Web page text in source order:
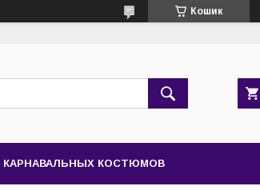
Кошик
КАРНАВАЛЬНЫХ КОСТЮМОВ